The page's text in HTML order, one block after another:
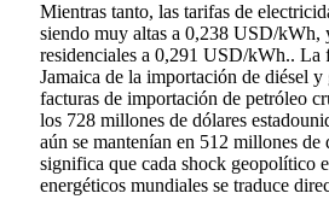
Mientras tanto, las tarifas de
siendo muy altas a 0,238 USD/kWh,
residenciales a 0,291 USD/kWh.. La
Jamaica de la importación de diésel
facturas de importación de petróleo
los 728 millones de dólares
aún se mantenían en 512 millones
significa que cada shock geopolítico
energéticos mundiales se traduce